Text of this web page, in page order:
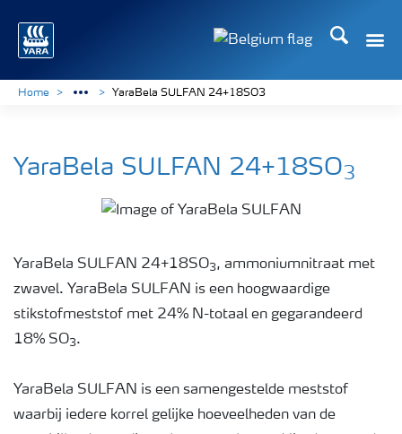
Zoek op
Home YaraBela SULFAN 24+18SO3
YaraBela SULFAN 24+18SO3
YaraBela SULFAN 24+18SO3, ammoniumnitraat met
zwavel. YaraBela SULFAN is een hoogwaardige
stikstofmeststof met 24% N-totaal en gegarandeerd
18% SO3.
YaraBela SULFAN is een samengestelde meststof
waarbij iedere korrel gelijke hoeveelheden van de